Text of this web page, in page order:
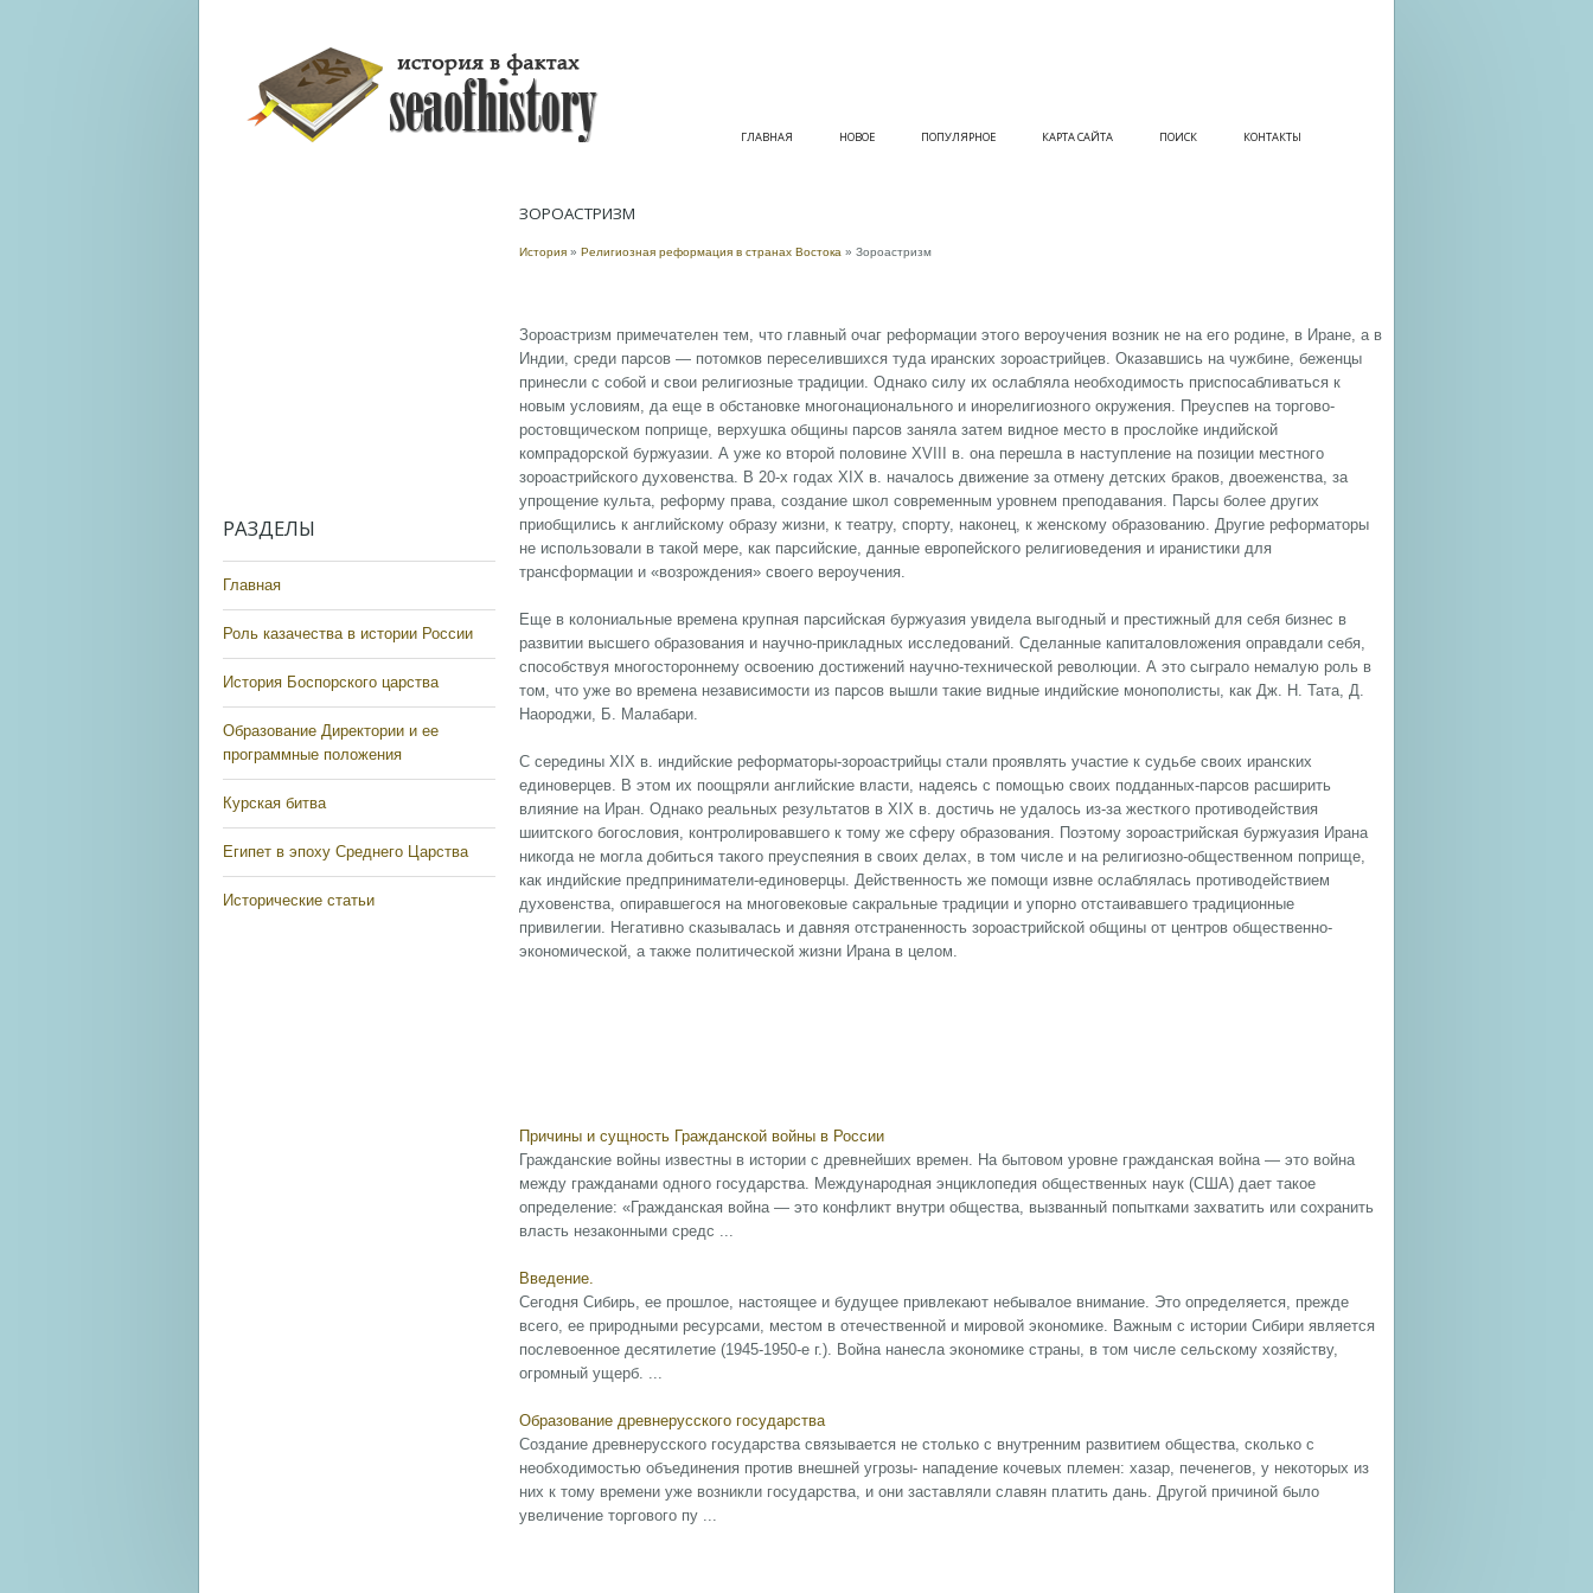
ГЛАВНАЯ НОВОЕ ПОПУЛЯРНОЕ КАРТА САЙТА ПОИСК КОНТАКТЫ
РАЗДЕЛЫ
Главная
Роль казачества в истории России
История Боспорского царства
Образование Директории и ее
программные положения
Курская битва
Египет в эпоху Среднего Царства
Исторические статьи
ЗОРОАСТРИЗМ
История » Религиозная реформация в странах Востока » Зороастризм
Зороастризм примечателен тем, что главный очаг реформации этого вероучения возник не на его родине, в Иране, а в
Индии, среди парсов — потомков переселившихся туда иранских зороастрийцев. Оказавшись на чужбине, беженцы
принесли с собой и свои религиозные традиции. Однако силу их ослабляла необходимость приспосабливаться к
новым условиям, да еще в обстановке многонационального и инорелигиозного окружения. Преуспев на торгово-
ростовщическом поприще, верхушка общины парсов заняла затем видное место в прослойке индийской
компрадорской буржуазии. А уже ко второй половине XVIII в. она перешла в наступление на позиции местного
зороастрийского духовенства. В 20-х годах ХIХ в. началось движение за отмену детских браков, двоеженства, за
упрощение культа, реформу права, создание школ современным уровнем преподавания. Парсы более других
приобщились к английскому образу жизни, к театру, спорту, наконец, к женскому образованию. Другие реформаторы
не использовали в такой мере, как парсийские, данные европейского религиоведения и иранистики для
трансформации и «возрождения» своего вероучения.
Еще в колониальные времена крупная парсийская буржуазия увидела выгодный и престижный для себя бизнес в
развитии высшего образования и научно-прикладных исследований. Сделанные капиталовложения оправдали себя,
способствуя многостороннему освоению достижений научно-технической революции. А это сыграло немалую роль в
том, что уже во времена независимости из парсов вышли такие видные индийские монополисты, как Дж. Н. Тата, Д.
Наороджи, Б. Малабари.
С середины XIX в. индийские реформаторы-зороастрийцы стали проявлять участие к судьбе своих иранских
единоверцев. В этом их поощряли английские власти, надеясь с помощью своих подданных-парсов расширить
влияние на Иран. Однако реальных результатов в XIX в. достичь не удалось из-за жесткого противодействия
шиитского богословия, контролировавшего к тому же сферу образования. Поэтому зороастрийская буржуазия Ирана
никогда не могла добиться такого преуспеяния в своих делах, в том числе и на религиозно-общественном поприще,
как индийские предприниматели-единоверцы. Действенность же помощи извне ослаблялась противодействием
духовенства, опиравшегося на многовековые сакральные традиции и упорно отстаивавшего традиционные
привилегии. Негативно сказывалась и давняя отстраненность зороастрийской общины от центров общественно-
экономической, а также политической жизни Ирана в целом.
Причины и сущность Гражданской войны в России
Гражданские войны известны в истории с древнейших времен. На бытовом уровне гражданская война — это война
между гражданами одного государства. Международная энциклопедия общественных наук (США) дает такое
определение: «Гражданская война — это конфликт внутри общества, вызванный попытками захватить или сохранить
власть незаконными средс ...
Введение.
Сегодня Сибирь, ее прошлое, настоящее и будущее привлекают небывалое внимание. Это определяется, прежде
всего, ее природными ресурсами, местом в отечественной и мировой экономике. Важным с истории Сибири является
послевоенное десятилетие (1945-1950-е г.). Война нанесла экономике страны, в том числе сельскому хозяйству,
огромный ущерб. ...
Образование древнерусского государства
Создание древнерусского государства связывается не столько с внутренним развитием общества, сколько с
необходимостью объединения против внешней угрозы- нападение кочевых племен: хазар, печенегов, у некоторых из
них к тому времени уже возникли государства, и они заставляли славян платить дань. Другой причиной было
увеличение торгового пу ...